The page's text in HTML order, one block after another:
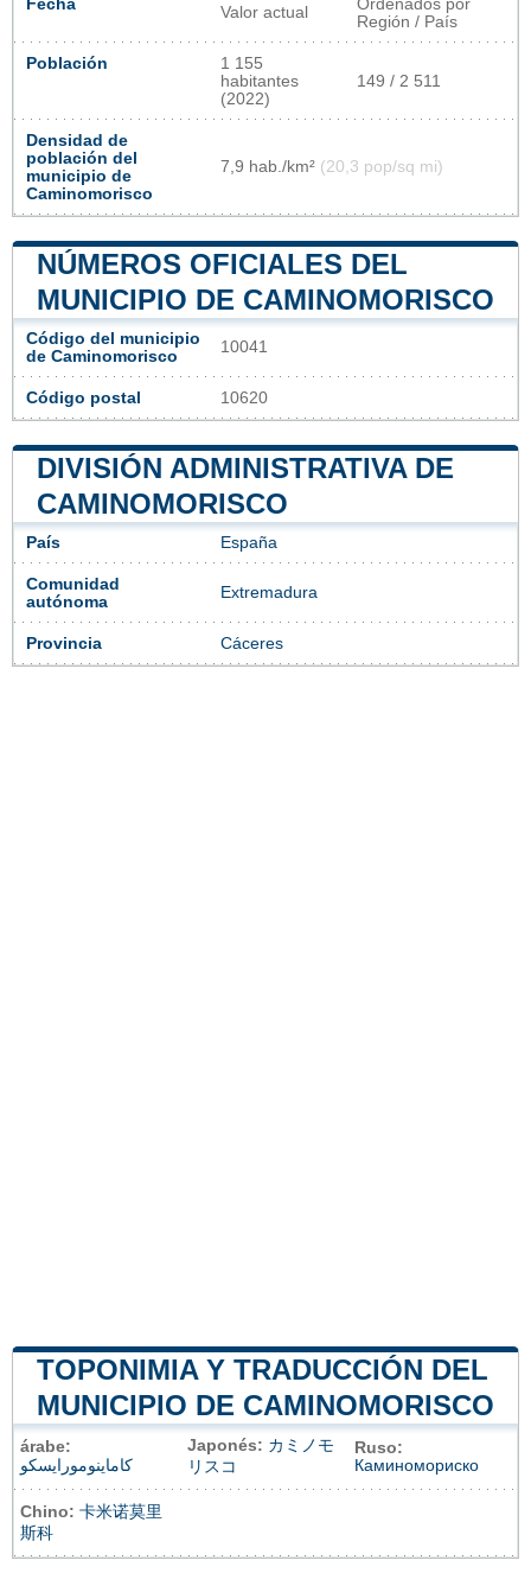
Fecha Valor actual
Ordenados por
Región / País
Población
1 155
habitantes
(2022)
149 / 2 511
Densidad de
población del
municipio de
Caminomorisco
7,9 hab./km² (20,3 pop/sq mi)
NÚMEROS OFICIALES DEL
MUNICIPIO DE CAMINOMORISCO
Código del municipio
de Caminomorisco
10041
Código postal 10620
DIVISIÓN ADMINISTRATIVA DE
CAMINOMORISCO
País España
Comunidad
autónoma
Extremadura
Provincia Cáceres
TOPONIMIA Y TRADUCCIÓN DEL
MUNICIPIO DE CAMINOMORISCO
árabe:
كاماينومورايسكو
Japonés: カミノモ
リスコ
Ruso:
Каминомориско
Chino: 卡米诺莫里
斯科